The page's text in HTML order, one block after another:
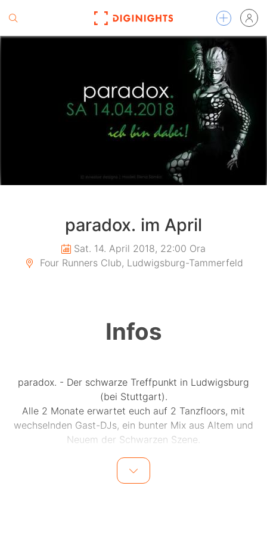
paradox. im April
Sat. 14. April 2018, 22:00 Ora
Four Runners Club, Ludwigsburg-Tammerfeld
Infos
paradox. - Der schwarze Treffpunkt in Ludwigsburg
(bei Stuttgart).
Alle 2 Monate erwartet euch auf 2 Tanzfloors, mit
wechselnden Gast-DJs, ein bunter Mix aus Altem und
Neuem der Schwarzen Szene.
Ab Februar nur noch alle 2 Monate!